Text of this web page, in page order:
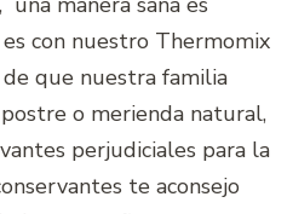
con nuestro Thermomix
que nuestra familia
o merienda natural,
perjudiciales para la
te aconsejo